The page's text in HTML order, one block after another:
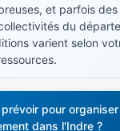
et parfois
du
varient selon
pour
dans l'Indre ?